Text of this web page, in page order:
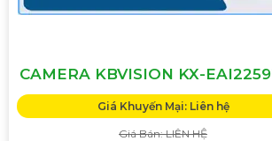
CAMERA KBVISION KX-
Giá Khuyến Mại: Liên hệ
Giá Bán: LIÊN HỆ